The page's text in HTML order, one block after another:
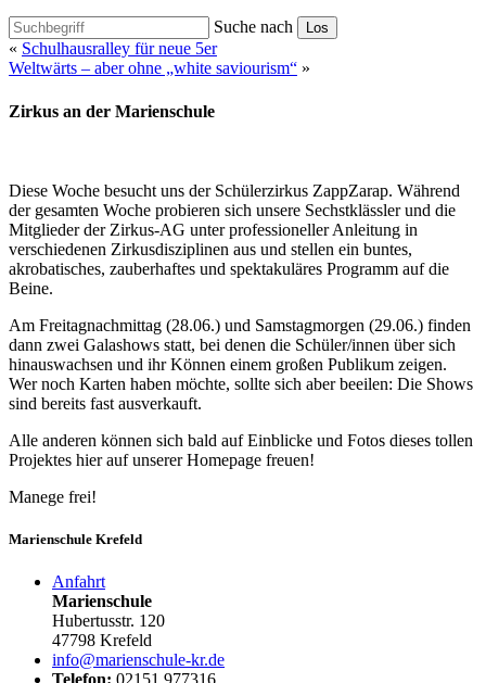
Suche nach Los
« Schulhausralley für neue 5er
Weltwärts – aber ohne „white saviourism“ »
Zirkus an der Marienschule
Diese Woche besucht uns der Schülerzirkus ZappZarap. Während
der gesamten Woche probieren sich unsere Sechstklässler und die
Mitglieder der Zirkus-AG unter professioneller Anleitung in
verschiedenen Zirkusdisziplinen aus und stellen ein buntes,
akrobatisches, zauberhaftes und spektakuläres Programm auf die
Beine.
Am Freitagnachmittag (28.06.) und Samstagmorgen (29.06.) finden
dann zwei Galashows statt, bei denen die Schüler/innen über sich
hinauswachsen und ihr Können einem großen Publikum zeigen.
Wer noch Karten haben möchte, sollte sich aber beeilen: Die Shows
sind bereits fast ausverkauft.
Alle anderen können sich bald auf Einblicke und Fotos dieses tollen
Projektes hier auf unserer Homepage freuen!
Manege frei!
Marienschule Krefeld
Anfahrt
Marienschule
Hubertusstr. 120
47798 Krefeld
info@marienschule-kr.de